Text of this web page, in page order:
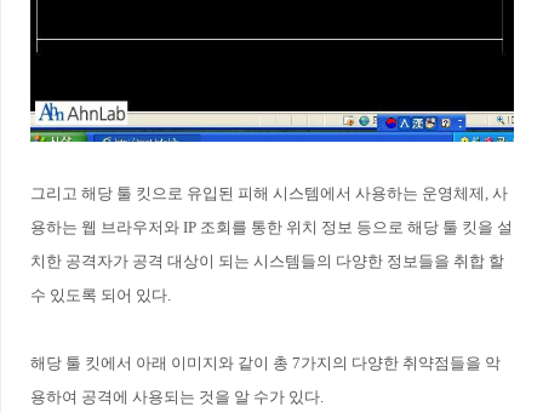
그리고 해당 툴 킷으로 유입된 피해 시스템에서 사용하는 운영체제, 사
용하는 웹 브라우저와 IP 조회를 통한 위치 정보 등으로 해당 툴 킷을 설
치한 공격자가 공격 대상이 되는 시스템들의 다양한 정보들을 취합 할
수 있도록 되어 있다.
해당 툴 킷에서 아래 이미지와 같이 총 7가지의 다양한 취약점들을 악
용하여 공격에 사용되는 것을 알 수가 있다.